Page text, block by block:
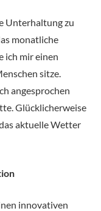
Unterhaltung zu
monatliche
ich mir einen
sitze.
angesprochen
Glücklicherweise
aktuelle Wetter
innovativen